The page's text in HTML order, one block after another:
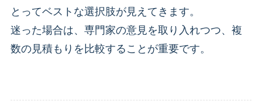
とってベストな選択肢が見えてきます。
迷った場合は、専門家の意見を取り入れつつ、複
数の見積もりを比較することが重要です。